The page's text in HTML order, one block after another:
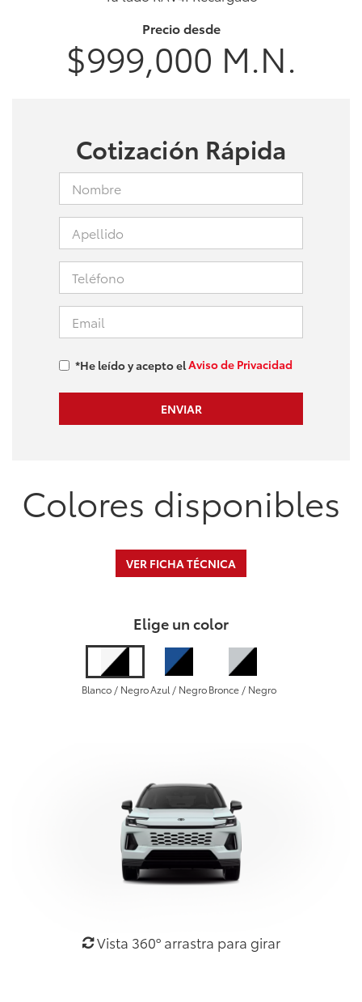
Precio desde
$999,000 M.N.
Cotización Rápida
*He leído y acepto elAviso de Privacidad
Colores disponibles
VER FICHA TÉCNICA
Elige un color
Blanco / NegroAzul / NegroBronce / Negro
Vista 360º arrastra para girar